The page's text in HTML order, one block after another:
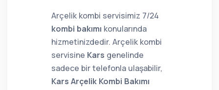
Arçelik kombi servisimiz 7/24
kombi bakımı konularında
hizmetinizdedir. Arçelik kombi
servisine Kars genelinde
sadece bir telefonla ulaşabilir,
Kars Arçelik Kombi Bakımı